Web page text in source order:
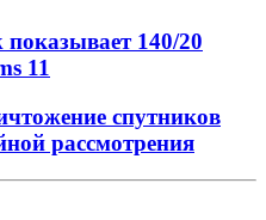
140/20
11
спутников
рассмотрения